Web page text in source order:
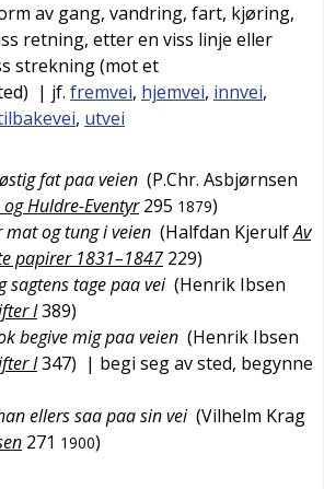
av gang, vandring, fart, kjøring,
retning, etter en viss linje eller
strekning (mot et
| jf. fremvei, hjemvei, innvei,
, utvei
fat paa veien (P.Chr. Asbjørnsen
Huldre-Eventyr 295 1879)
mat og tung i veien (Halfdan KjerulfAv
papirer 1831–1847 229)
sagtens tage paa vei (Henrik Ibsen
I389)
begive mig paa veien (Henrik Ibsen
I347) | begi seg av sted, begynne
ellers saa paa sin vei (Vilhelm Krag
271 1900)